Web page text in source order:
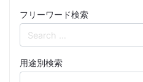
フリーワード検索
Search
用途別検索